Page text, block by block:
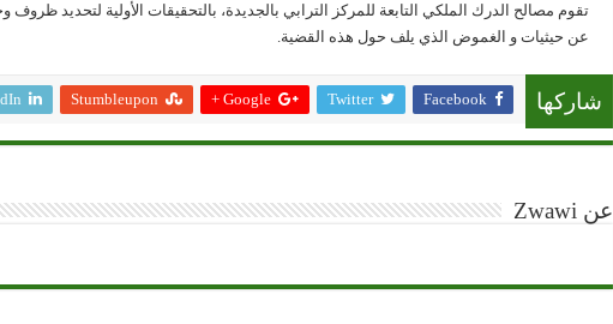
تقوم مصالح الدرك الملكي التابعة للمركز الترابي بالجديدة، بالتحقيقات الأولية لتحديد ظروف
عن حيثيات و الغموض الذي يلف حول هذه القضية.
شاركها Facebook
Twitter
Google +
Stumbleupon
عن Zwawi